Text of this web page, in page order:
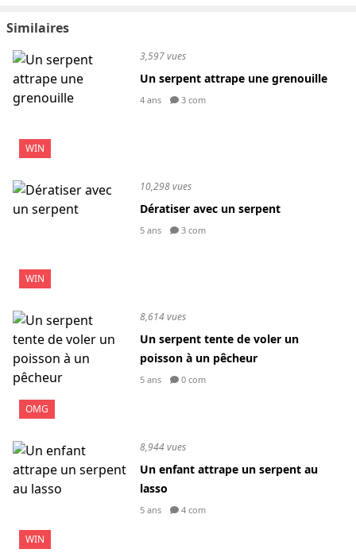
Similaires
WIN
3,597 vues
Un serpent attrape une grenouille
4 ans 3 com
WIN
10,298 vues
Dératiser avec un serpent
5 ans 3 com
OMG
8,614 vues
Un serpent tente de voler un
poisson à un pêcheur
5 ans 0 com
WIN
8,944 vues
Un enfant attrape un serpent au
lasso
5 ans 4 com